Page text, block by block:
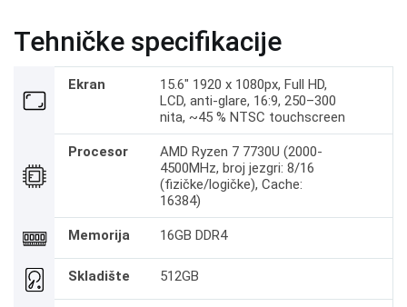
Tehničke specifikacije
Ekran
15.6" 1920 x 1080px, Full HD,
LCD, anti‑glare, 16:9, 250–300
nita, ~45 % NTSC touchscreen
Procesor
AMD Ryzen 7 7730U (2000-
4500MHz, broj jezgri: 8/16
(fizičke/logičke), Cache:
16384)
Memorija 16GB DDR4
Skladište 512GB